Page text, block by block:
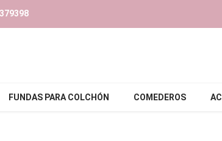
FUNDAS PARA COLCHÓN COMEDEROS